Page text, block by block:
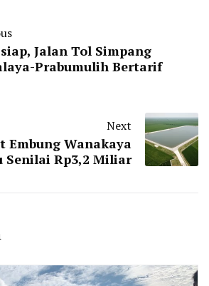
Jalan Tol Simpang
Prabumulih Bertarif
Next
Embung Wanakaya
Senilai Rp3,2 Miliar